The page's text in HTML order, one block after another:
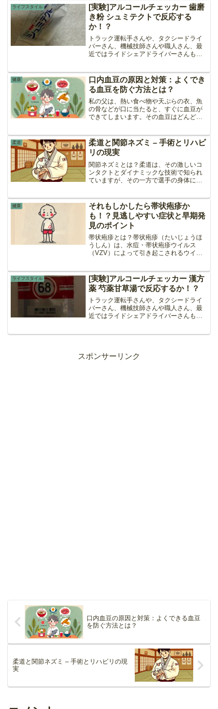
ため、健康や環境にも優しいのが特長で
す。さらに、足の臭い対策...
ライフスタイル
[実験]アルコールチェッカー 歯磨
き粉 シュミテクトで反応する
か！？
トラック運転手さんや、タクシードライ
バーさん、機械技師さんや職人さん、最
近ではライドシェアドライバーさんも勤
ないのに反応してしまって、犯罪者扱い
されたりして辛い思いをさ...
健康
口内血豆の原因と対策：よくでき
る血豆を防ぐ方法とは？
私の父は、熱い食べ物や天ぷらの衣、魚
の骨などが口に当たると、すぐに血豆が
できてしまいます。その血豆はどんどん
うです。さらに、父の兄も同じ症状に悩
まされています。こうした...
柔道
柔道と関節ネズミ – 手術とリハビ
リの現実
関節ネズミとは？柔道は、その激しいコ
ンタクトとダイナミックな技術で知られ
ていますが、その一方で選手の身体に大
ません。その中でも、「関節ネズミ
（Loose Bodies）」...
健康
それもしかしたら帯状疱疹か
も！？見逃しやすい症状と早期発
見のポイント
帯状疱疹とは？帯状疱疹（たいじょうほ
うしん）は、水痘・帯状疱疹ウイルス
（VZV）によって引き起こされるウイル
伏し、免疫力が低下したときに再活性化
して帯状疱疹を引き起こし...
ライフスタイル
[実験]アルコールチェッカー 漢方
薬 芍薬甘草湯で反応するか！？
トラック運転手さんや、タクシードライ
バーさん、機械技師さんや職人さん、最
近ではライドシェアドライバーさんも勤
スポンサーリンク
口内血豆の原因と対策：よくできる血豆
を防ぐ方法とは？
柔道と関節ネズミ – 手術とリハビリの現
実